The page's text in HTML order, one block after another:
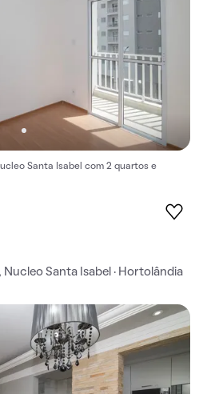
Santa Isabel com 2 quartos e
Nucleo Santa Isabel · Hortolândia